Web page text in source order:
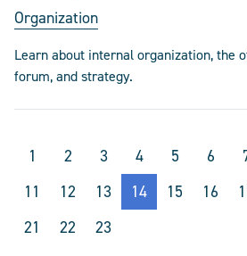
Organization
Learn about internal organization, the
forum, and strategy.
1 2 3 4 5 6
11
12 13 14 15 16
21
22 23